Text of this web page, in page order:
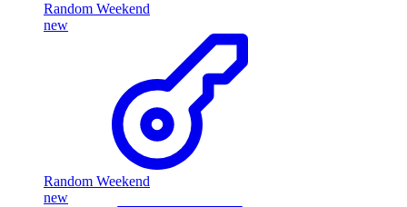
Random Weekend
new
Random Weekend
new